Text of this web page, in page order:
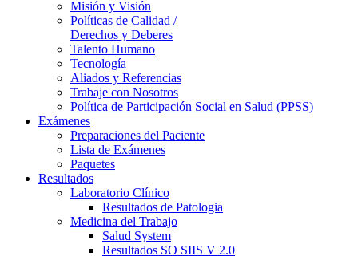
Misión y Visión
Políticas de Calidad /
Derechos y Deberes
Talento Humano
Tecnología
Aliados y Referencias
Trabaje con Nosotros
Política de Participación Social en Salud (PPSS)
Exámenes
Preparaciones del Paciente
Lista de Exámenes
Paquetes
Resultados
Laboratorio Clínico
Resultados de Patologia
Medicina del Trabajo
Salud System
Resultados SO SIIS V 2.0